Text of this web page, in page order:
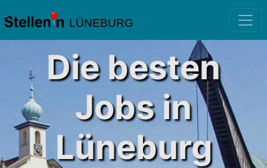
LÜNEBURG
Die besten
Jobs in
Lüneburg